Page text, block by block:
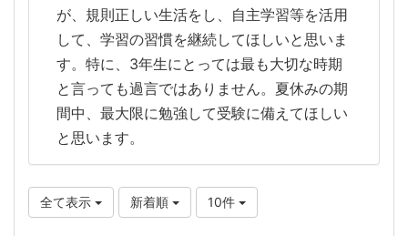
が、規則正しい生活をし、自主学習等を活用
して、学習の習慣を継続してほしいと思いま
す。特に、3年生にとっては最も大切な時期
と言っても過言ではありません。夏休みの期
間中、最大限に勉強して受験に備えてほしい
と思います。
全て表示 新着順 10件